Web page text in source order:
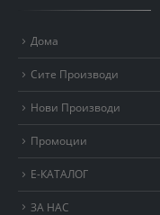
Дома
Сите Производи
Нови Производи
Промоции
Е-КАТАЛОГ
ЗА НАС